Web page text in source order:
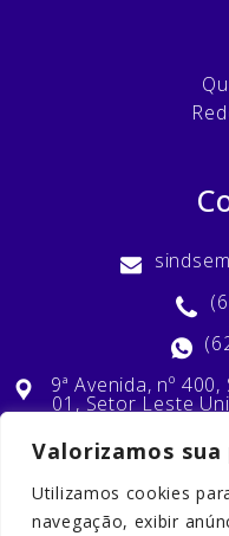
Valorizamos sua
Utilizamos cookies
navegação, exibir
9ª Avenida, nº
01, Setor Leste
Nossas